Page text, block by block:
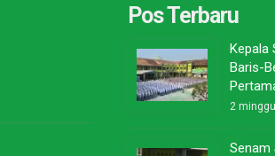
Pos Terbaru
Kepala
Baris-
2
Senam